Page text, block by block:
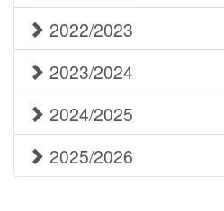
2022/2023
2023/2024
2024/2025
2025/2026